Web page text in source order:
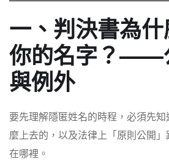
一、判決書為
你的名字？——
與例外
要先理解隱匿姓名的時程，必須先
麼上去的，以及法律上「原則公開
在哪裡。